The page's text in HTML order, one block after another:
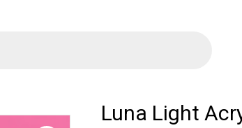
Luna Light